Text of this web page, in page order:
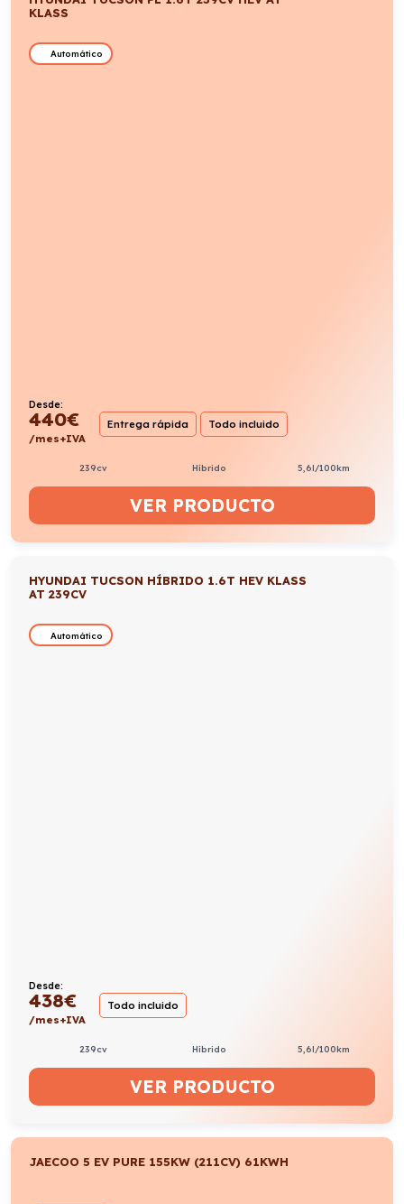
KLASS
Automático
Desde:
440€
/mes+IVA
Entrega rápida Todo incluido
239cv Híbrido 5,6l/100km
VER PRODUCTO
HYUNDAI TUCSON HÍBRIDO 1.6T HEV KLASS
AT 239CV
Automático
Desde:
438€
/mes+IVA
Todo incluido
239cv Híbrido 5,6l/100km
VER PRODUCTO
JAECOO 5 EV PURE 155KW (211CV) 61KWH